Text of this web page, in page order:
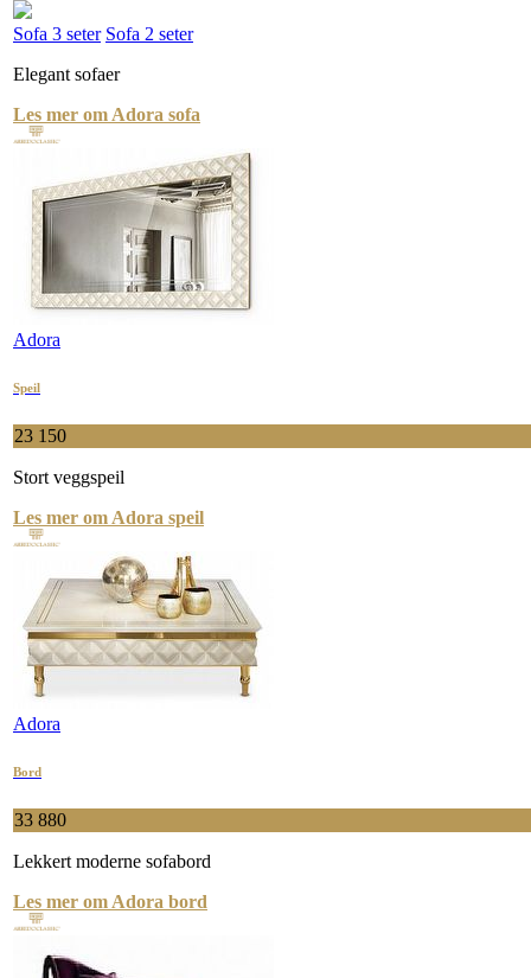
Sofa 3 seter Sofa 2 seter
Elegant sofaer
Les mer om Adora sofa
Adora
Speil
23 150
Stort veggspeil
Les mer om Adora speil
Adora
Bord
33 880
Lekkert moderne sofabord
Les mer om Adora bord